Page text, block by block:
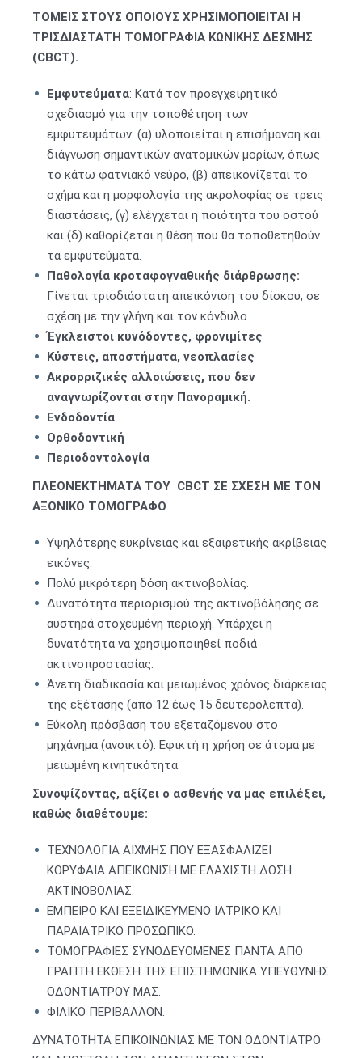
ΤΟΜΕΙΣ ΣΤΟΥΣ ΟΠΟΙΟΥΣ ΧΡΗΣΙΜΟΠΟΙΕΙΤΑΙ Η
ΤΡΙΣΔΙΑΣΤΑΤΗ ΤΟΜΟΓΡΑΦΙΑ ΚΩΝΙΚΗΣ ΔΕΣΜΗΣ
(CBCT).
Εμφυτεύματα: Κατά τον προεγχειρητικό
σχεδιασμό για την τοποθέτηση των
εμφυτευμάτων: (α) υλοποιείται η επισήμανση και
διάγνωση σημαντικών ανατομικών μορίων, όπως
το κάτω φατνιακό νεύρο, (β) απεικονίζεται το
σχήμα και η μορφολογία της ακρολοφίας σε τρεις
διαστάσεις, (γ) ελέγχεται η ποιότητα του οστού
και (δ) καθορίζεται η θέση που θα τοποθετηθούν
τα εμφυτεύματα.
Παθολογία κροταφογναθικής διάρθρωσης:
Γίνεται τρισδιάστατη απεικόνιση του δίσκου, σε
σχέση με την γλήνη και τον κόνδυλο.
Έγκλειστοι κυνόδοντες, φρονιμίτες
Κύστεις, αποστήματα, νεοπλασίες
Ακρορριζικές αλλοιώσεις, που δεν
αναγνωρίζονται στην Πανοραμική.
Ενδοδοντία
Ορθοδοντική
Περιοδοντολογία
ΠΛΕΟΝΕΚΤΗΜΑΤΑ ΤΟΥ CBCT ΣΕ ΣΧΕΣΗ ΜΕ ΤΟΝ
ΑΞΟΝΙΚΟ ΤΟΜΟΓΡΑΦΟ
Yψηλότερης ευκρίνειας και εξαιρετικής ακρίβειας
εικόνες.
Πολύ μικρότερη δόση ακτινοβολίας.
Δυνατότητα περιορισμού της ακτινοβόλησης σε
αυστηρά στοχευμένη περιοχή. Υπάρχει η
δυνατότητα να χρησιμοποιηθεί ποδιά
ακτινοπροστασίας.
Άνετη διαδικασία και μειωμένος χρόνος διάρκειας
της εξέτασης (από 12 έως 15 δευτερόλεπτα).
Εύκολη πρόσβαση του εξεταζόμενου στο
μηχάνημα (ανοικτό). Εφικτή η χρήση σε άτομα με
μειωμένη κινητικότητα.
Συνοψίζοντας, αξίζει ο ασθενής να μας επιλέξει,
καθώς διαθέτουμε:
ΤΕΧΝΟΛΟΓΙΑ ΑΙΧΜΗΣ ΠΟΥ ΕΞΑΣΦΑΛΙΖΕΙ
ΚΟΡΥΦΑΙΑ ΑΠΕΙΚΟΝΙΣΗ ΜΕ ΕΛΑΧΙΣΤΗ ΔΟΣΗ
ΑΚΤΙΝΟΒΟΛΙΑΣ.
ΕΜΠΕΙΡΟ ΚΑΙ ΕΞΕΙΔΙΚΕΥΜΕΝΟ ΙΑΤΡΙΚΟ ΚΑΙ
ΠΑΡΑΪΑΤΡΙΚΟ ΠΡΟΣΩΠΙΚΟ.
ΤΟΜΟΓΡΑΦΙΕΣ ΣΥΝΟΔΕΥΟΜΕΝΕΣ ΠΑΝΤΑ ΑΠΟ
ΓΡΑΠΤΗ ΕΚΘΕΣΗ ΤΗΣ ΕΠΙΣΤΗΜΟΝΙΚΑ ΥΠΕΥΘΥΝΗΣ
ΟΔΟΝΤΙΑΤΡΟΥ ΜΑΣ.
ΦΙΛΙΚΟ ΠΕΡΙΒΑΛΛΟΝ.
ΔΥΝΑΤΟΤΗΤΑ ΕΠΙΚΟΙΝΩΝΙΑΣ ΜΕ ΤΟΝ ΟΔΟΝΤΙΑΤΡΟ